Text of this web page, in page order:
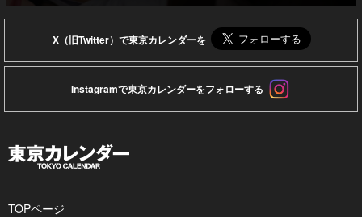
X（旧Twitter）で東京カレンダーを
Instagramで東京カレンダーをフォローする
TOPページ